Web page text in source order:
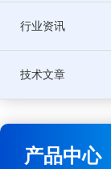
行业资讯
技术文章
产品中心